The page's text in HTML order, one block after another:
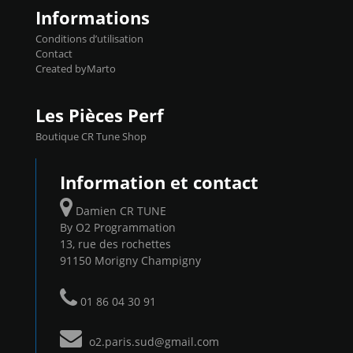
Informations
Conditions d’utilisation
Contact
Created byMarto
Les Pièces Perf
Boutique CR Tune Shop
Information et contact
Damien CR TUNE
By O2 Programmation
13, rue des rochettes
91150 Morigny Champigny
01 86 04 30 91
o2.paris.sud@gmail.com